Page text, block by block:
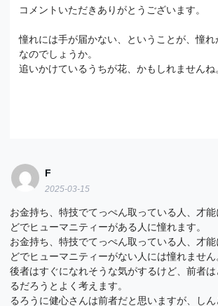
コメントいただきありがとうございます。
憧れには手が届かない、ということが、憧
なのでしょうか。
追いかけているうちが花、かもしれませんね
F
2025-03-15
お金持ち、特技でてっぺん取っている人、才
どでヒューマニティーがある人に憧れます。
お金持ち、特技でてっぺん取っている人、才
どでヒューマニティーがない人には憧れません
後者はすぐになれそうな気がするけど、前者
るだろうとよく考えます。
るろうに健心さんは前者だと思いますが、し